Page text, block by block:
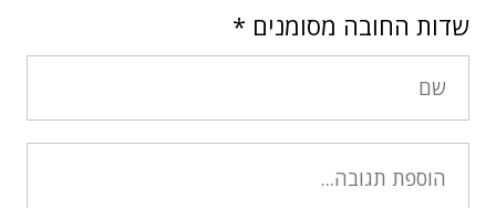
שדות החובה מסומנים *